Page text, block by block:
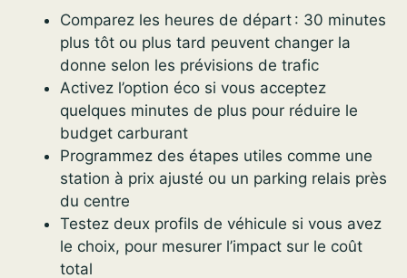
Comparez les heures de départ : 30 minutes
plus tôt ou plus tard peuvent changer la
donne selon les prévisions de trafic
Activez l’option éco si vous acceptez
quelques minutes de plus pour réduire le
budget carburant
Programmez des étapes utiles comme une
station à prix ajusté ou un parking relais près
du centre
Testez deux profils de véhicule si vous avez
le choix, pour mesurer l’impact sur le coût
total